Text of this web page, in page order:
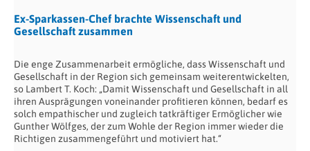
Ex-Sparkassen-Chef brachte Wissenschaft und
Gesellschaft zusammen
Die enge Zusammenarbeit ermögliche, dass Wissenschaft und
Gesellschaft in der Region sich gemeinsam weiterentwickelten,
so Lambert T. Koch: „Damit Wissenschaft und Gesellschaft in all
ihren Ausprägungen voneinander profitieren können, bedarf es
solch empathischer und zugleich tatkräftiger Ermöglicher wie
Gunther Wölfges, der zum Wohle der Region immer wieder die
Richtigen zusammengeführt und motiviert hat.“